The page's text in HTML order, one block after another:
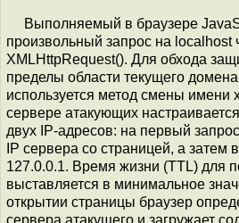
Выполняемый в браузере
произвольный запрос на localhost
XMLHttpRequest(). Для обхода
пределы области текущего
используется метод смены имени
сервере атакующих
двух IP-адресов: на первый
IP сервера со страницей, а затем
127.0.0.1. Время жизни (TTL) для
выставляется в минимальное
открытии страницы браузер
сервера атакущего и загружает